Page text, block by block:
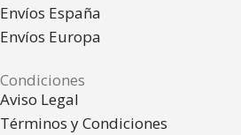
Envíos España
Envíos Europa
Condiciones
Aviso Legal
Términos y Condiciones